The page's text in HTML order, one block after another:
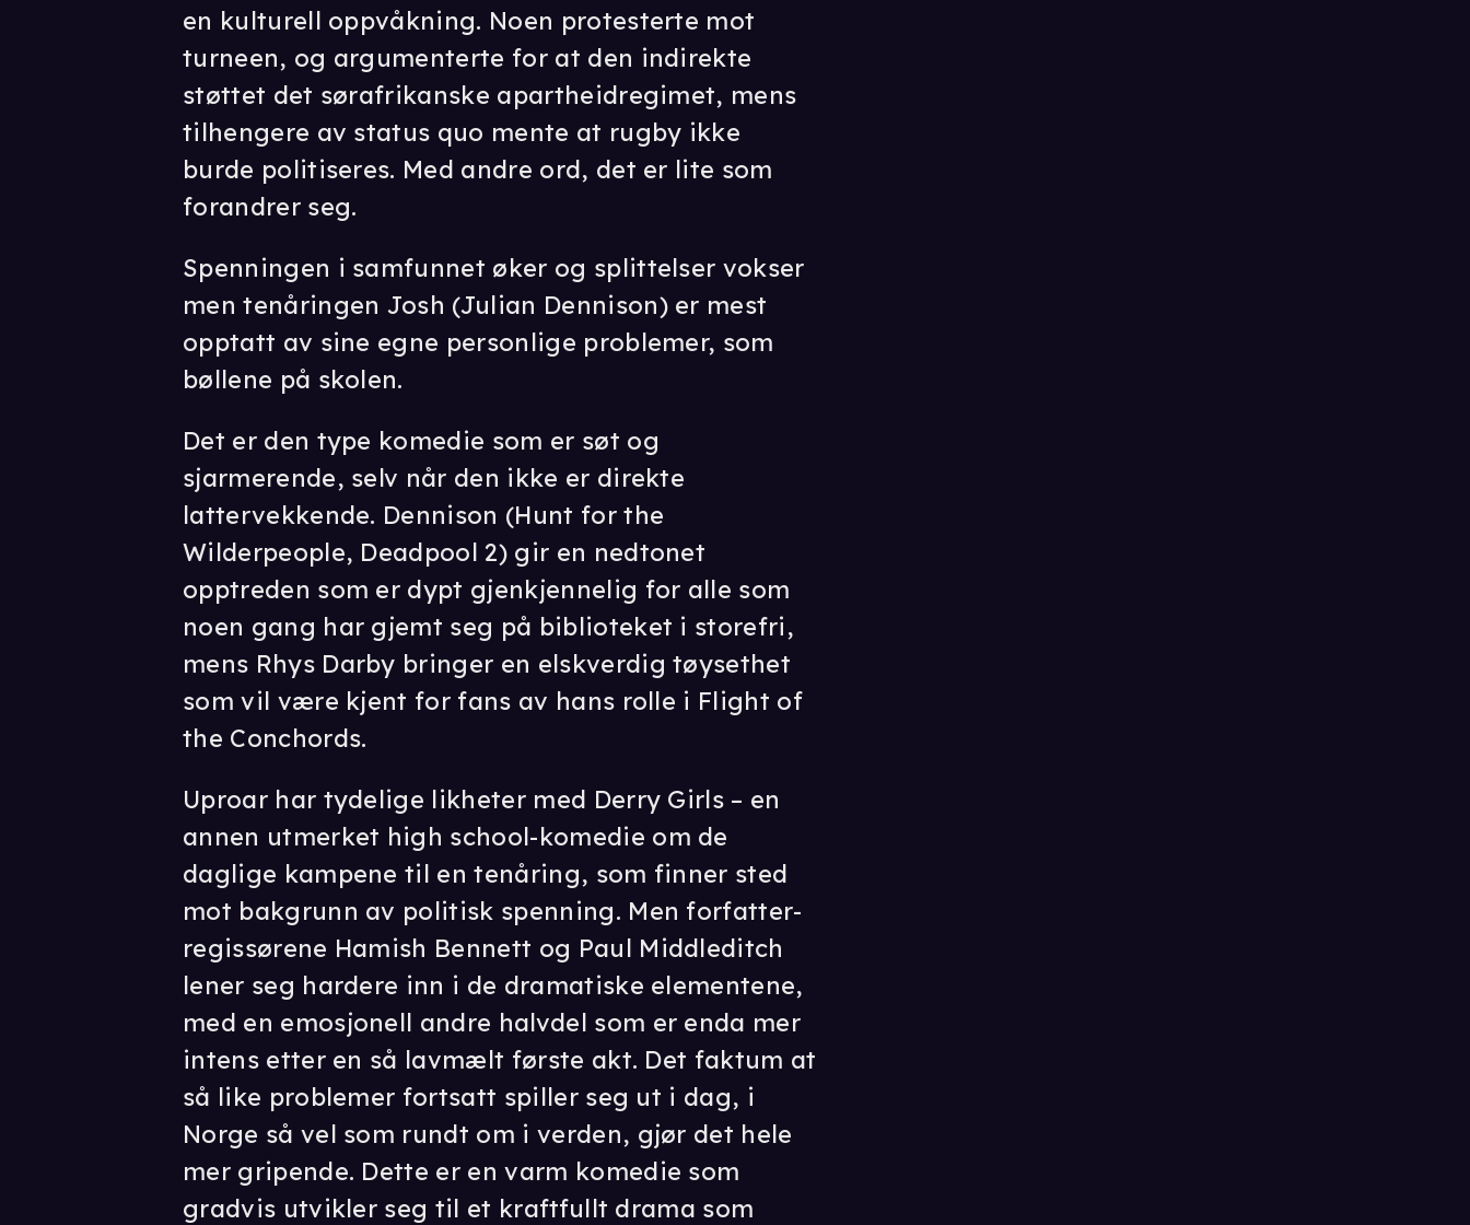
en kulturell oppvåkning. Noen protesterte mot
turneen, og argumenterte for at den indirekte
støttet det sørafrikanske apartheidregimet, mens
tilhengere av status quo mente at rugby ikke
burde politiseres. Med andre ord, det er lite som
forandrer seg.
Spenningen i samfunnet øker og splittelser vokser
men tenåringen Josh (Julian Dennison) er mest
opptatt av sine egne personlige problemer, som
bøllene på skolen.
Det er den type komedie som er søt og
sjarmerende, selv når den ikke er direkte
lattervekkende. Dennison (Hunt for the
Wilderpeople, Deadpool 2) gir en nedtonet
opptreden som er dypt gjenkjennelig for alle som
noen gang har gjemt seg på biblioteket i storefri,
mens Rhys Darby bringer en elskverdig tøysethet
som vil være kjent for fans av hans rolle i Flight of
the Conchords.
Uproar har tydelige likheter med Derry Girls – en
annen utmerket high school-komedie om de
daglige kampene til en tenåring, som finner sted
mot bakgrunn av politisk spenning. Men forfatter-
regissørene Hamish Bennett og Paul Middleditch
lener seg hardere inn i de dramatiske elementene,
med en emosjonell andre halvdel som er enda mer
intens etter en så lavmælt første akt. Det faktum at
så like problemer fortsatt spiller seg ut i dag, i
Norge så vel som rundt om i verden, gjør det hele
mer gripende. Dette er en varm komedie som
gradvis utvikler seg til et kraftfullt drama som